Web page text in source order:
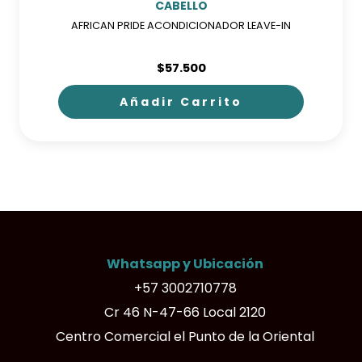
CABELLO
AFRICAN PRIDE ACONDICIONADOR LEAVE-IN
$57.500
Añadir Carrito
Whatsapp y Ubicación
+57 3002710778
Cr 46 N-47-66 Local 2120
Centro Comercial el Punto de la Oriental